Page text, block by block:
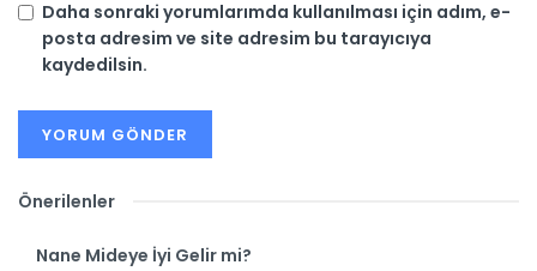
Daha sonraki yorumlarımda kullanılması için adım, e-
posta adresim ve site adresim bu tarayıcıya
kaydedilsin.
Önerilenler
Nane Mideye İyi Gelir mi?